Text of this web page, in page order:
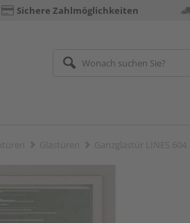
Sichere Zahlmöglichkeiten